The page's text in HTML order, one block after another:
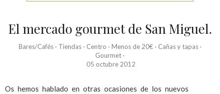
El mercado gourmet de San Miguel.
Bares/Cafés· Tiendas· Centro · Menos de 20€ · Cañas y tapas·
Gourmet ·
05 octubre 2012
Os hemos hablado en otras ocasiones de los nuevos